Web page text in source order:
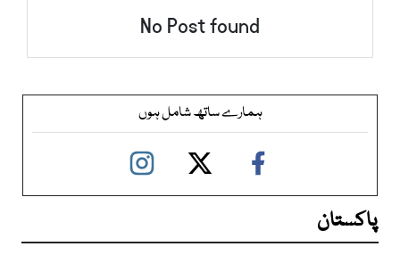
No Post found
ہمارے ساتھ شامل ہوں
پاکستان